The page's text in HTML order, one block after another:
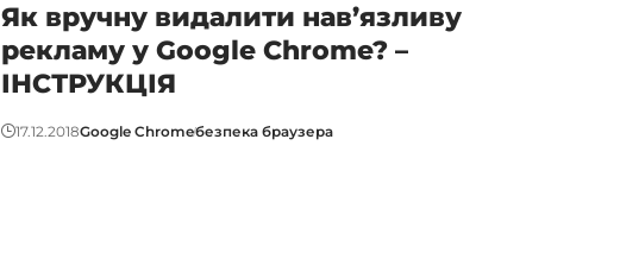
Як вручну видалити нав’язливу
рекламу у Google Chrome? –
ІНСТРУКЦІЯ
17.12.2018Google Chromeбезпека браузера